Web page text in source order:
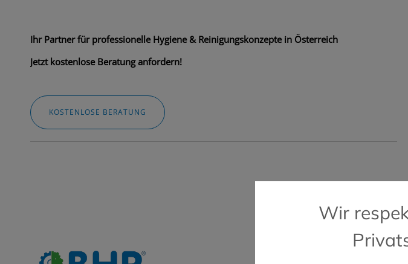
Ihr Partner für professionelle Hygiene & Reinigungskonzepte in Österreich
Jetzt kostenlose Beratung anfordern!
KOSTENLOSE BERATUNG
📞 Kostenlose
Wir